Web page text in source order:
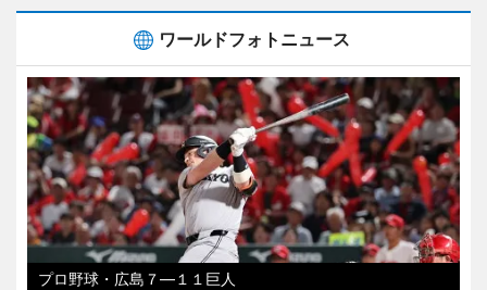
ワールドフォトニュース
プロ野球・広島７―１１巨人